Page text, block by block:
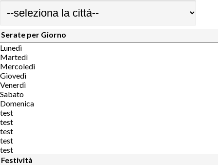
Serate per Giorno
Lunedì
Martedì
Mercoledì
Giovedì
Venerdì
Sabato
Domenica
test
test
test
test
test
Festività